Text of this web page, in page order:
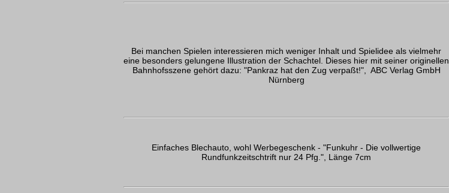
Bei manchen Spielen interessieren mich weniger Inhalt und Spielidee als vielmehr
eine besonders gelungene Illustration der Schachtel. Dieses hier mit seiner originellen
Bahnhofsszene gehört dazu: "Pankraz hat den Zug verpaßt!", ABC Verlag GmbH
Nürnberg
Einfaches Blechauto, wohl Werbegeschenk - "Funkuhr - Die vollwertige
Rundfunkzeitschtrift nur 24 Pfg.", Länge 7cm